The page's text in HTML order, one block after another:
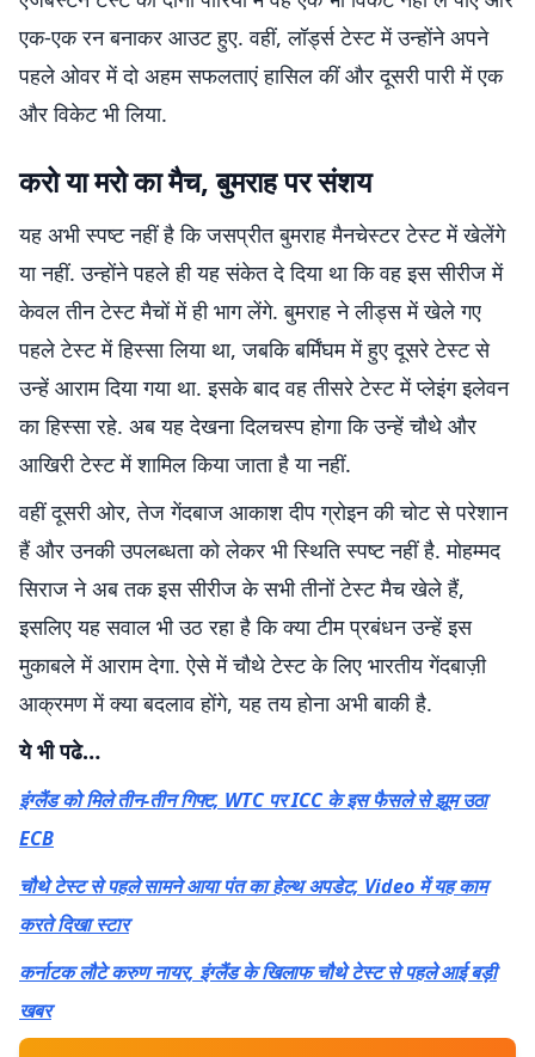
एक-एक रन बनाकर आउट हुए. वहीं, लॉर्ड्स टेस्ट में उन्होंने अपने
पहले ओवर में दो अहम सफलताएं हासिल कीं और दूसरी पारी में एक
और विकेट भी लिया.
करो या मरो का मैच, बुमराह पर संशय
यह अभी स्पष्ट नहीं है कि जसप्रीत बुमराह मैनचेस्टर टेस्ट में खेलेंगे
या नहीं. उन्होंने पहले ही यह संकेत दे दिया था कि वह इस सीरीज में
केवल तीन टेस्ट मैचों में ही भाग लेंगे. बुमराह ने लीड्स में खेले गए
पहले टेस्ट में हिस्सा लिया था, जबकि बर्मिंघम में हुए दूसरे टेस्ट से
उन्हें आराम दिया गया था. इसके बाद वह तीसरे टेस्ट में प्लेइंग इलेवन
का हिस्सा रहे. अब यह देखना दिलचस्प होगा कि उन्हें चौथे और
आखिरी टेस्ट में शामिल किया जाता है या नहीं.
वहीं दूसरी ओर, तेज गेंदबाज आकाश दीप ग्रोइन की चोट से परेशान
हैं और उनकी उपलब्धता को लेकर भी स्थिति स्पष्ट नहीं है. मोहम्मद
सिराज ने अब तक इस सीरीज के सभी तीनों टेस्ट मैच खेले हैं,
इसलिए यह सवाल भी उठ रहा है कि क्या टीम प्रबंधन उन्हें इस
मुकाबले में आराम देगा. ऐसे में चौथे टेस्ट के लिए भारतीय गेंदबाज़ी
आक्रमण में क्या बदलाव होंगे, यह तय होना अभी बाकी है.
ये भी पढे…
इंग्लैंड को मिले तीन-तीन गिफ्ट, WTC पर ICC के इस फैसले से झूम उठा
ECB
चौथे टेस्ट से पहले सामने आया पंत का हेल्थ अपडेट, Video में यह काम
करते दिखा स्टार
कर्नाटक लौटे करुण नायर, इंग्लैंड के खिलाफ चौथे टेस्ट से पहले आई बड़ी
खबर